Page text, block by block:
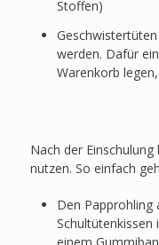
Stoffen)
werden. Dafür
Warenkorb
Nach der
nutzen. So einfach
Den Papprohling
Schultütenkissen
einem